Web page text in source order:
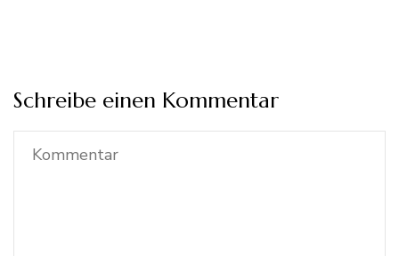
Schreibe einen Kommentar